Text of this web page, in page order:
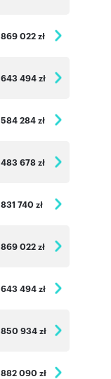
869 022 zł
643 494 zł
584 284 zł
483 678 zł
831 740 zł
869 022 zł
643 494 zł
850 934 zł
882 090 zł